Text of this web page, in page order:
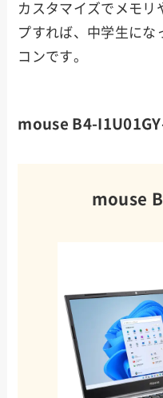
カスタマイズでメモリ
プすれば、中学生にな
コンです。
mouse B4-
mouse